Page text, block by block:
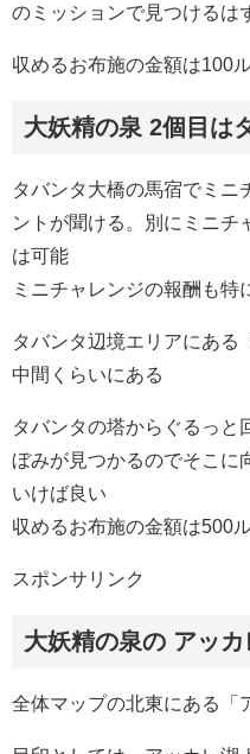
のミッションで見つけるは
収めるお布施の金額は100
大妖精の泉 2個目は
タバンタ大橋の馬宿でミニ
ントが聞ける。別にミニチ
は可能
ミニチャレンジの報酬も特
タバンタ辺境エリアにある
中間くらいにある
タバンタの塔からぐるっと
ぼみが見つかるのでそこに
いけば良い
収めるお布施の金額は500
スポンサリンク
大妖精の泉の アッ
全体マップの北東にある「